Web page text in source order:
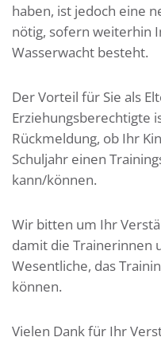
haben, ist jedoch eine
nötig, sofern weiterhin
Wasserwacht besteht.
Der Vorteil für Sie als
Erziehungsberechtigte
Rückmeldung, ob Ihr
Schuljahr einen
kann/können.
Wir bitten um Ihr
damit die Trainerinnen
Wesentliche, das
können.
Vielen Dank für Ihr